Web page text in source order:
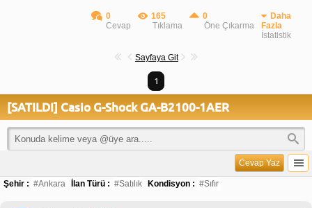
0
Cevap
165
Tıklama
0
Öne Çıkarma
Daha
Fazla
İstatistik
Sayfaya Git
1
[SATILDI] Casio G-Shock GA-B2100-1AER
Cevap Yaz
Şehir : #Ankara İlan Türü : #Satılık Kondisyon : #Sıfır